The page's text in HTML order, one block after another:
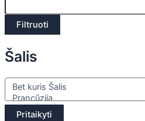
Filtruoti
Šalis
Pritaikyti